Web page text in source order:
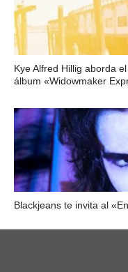
Kye Alfred Hillig aborda
álbum «Widowmaker
Blackjeans te invita al